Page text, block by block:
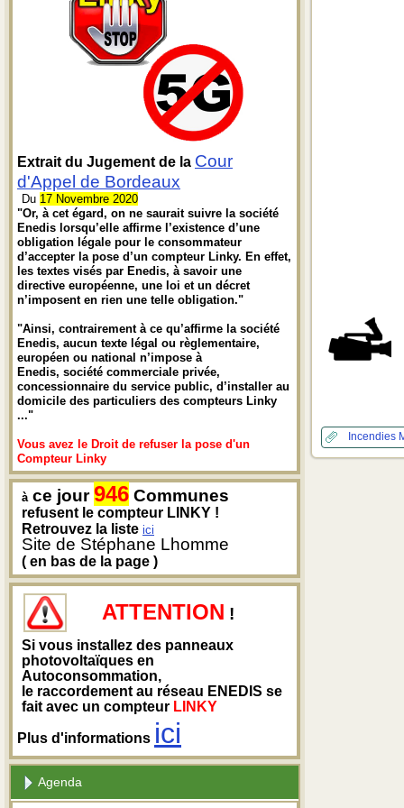
Extrait du Jugement de la Cour
d'Appel de Bordeaux
Du 17 Novembre 2020
"Or, à cet égard, on ne saurait suivre la société
Enedis lorsqu’elle affirme l’existence d’une
obligation légale pour le consommateur
d’accepter la pose d’un compteur Linky. En effet,
les textes visés par Enedis, à savoir une
directive européenne, une loi et un décret
n’imposent en rien une telle obligation."
"Ainsi, contrairement à ce qu’affirme la société
Enedis, aucun texte légal ou règlementaire,
européen ou national n’impose à
Enedis, société commerciale privée,
concessionnaire du service public, d’installer au
domicile des particuliers des compteurs Linky
..."
Vous avez le Droit de refuser la pose d'un
Compteur Linky
à ce jour946 Communes
refusent le compteur LINKY !
Retrouvez la liste ici
Site de Stéphane Lhomme
( en bas de la page )
ATTENTION !
Si vous installez des panneaux
photovoltaïques en
Autoconsommation,
le raccordement au réseau ENEDIS se
fait avec un compteur LINKY
Plus d'informations ici
Agenda
Incendies